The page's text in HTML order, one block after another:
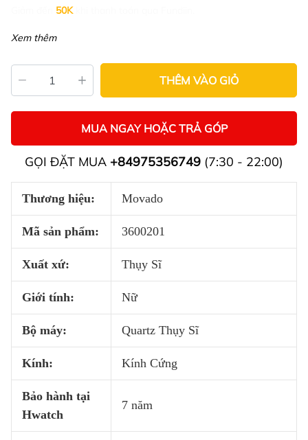
50K
Xem thêm
THÊM VÀO GIỎ
MUA NGAY HOẶC TRẢ GÓP
GỌI ĐẶT MUA +84975356749 (7:30 - 22:00)
Thương hiệu: Movado
Mã sản phẩm: 3600201
Xuất xứ: Thụy Sĩ
Giới tính: Nữ
Bộ máy: Quartz Thụy Sĩ
Kính: Kính Cứng
Bảo hành tại
Hwatch
7 năm